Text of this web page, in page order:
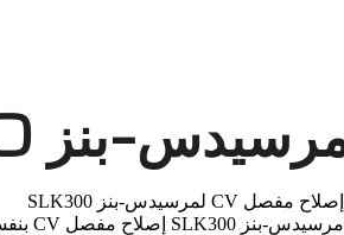
إصلاح مفصل CV لمرسيدس-بنز SLK300
مرسيدس-بنز SLK300 إصلاح مفصل CV بنفسك